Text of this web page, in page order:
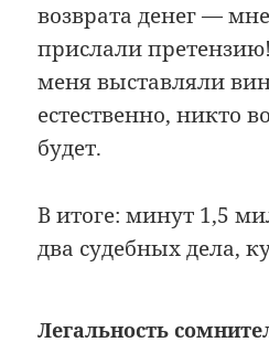
возврата денег —
прислали
меня выставляли
естественно, никто
будет.
В итоге: минут 1,5
два судебных дела,
Легальность